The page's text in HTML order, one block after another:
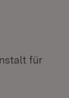
für